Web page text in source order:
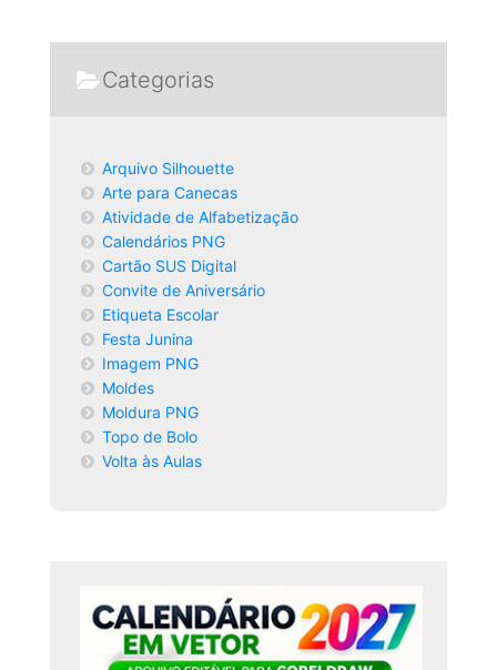
Categorias
Arquivo Silhouette
Arte para Canecas
Atividade de Alfabetização
Calendários PNG
Cartão SUS Digital
Convite de Aniversário
Etiqueta Escolar
Festa Junina
Imagem PNG
Moldes
Moldura PNG
Topo de Bolo
Volta às Aulas